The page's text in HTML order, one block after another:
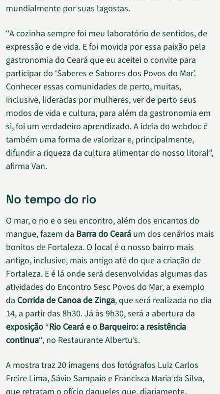
mundialmente por suas lagostas.
“A cozinha sempre foi meu laboratório de sentidos, de
expressão e de vida. E foi movida por essa paixão pela
gastronomia do Ceará que eu aceitei o convite para
participar do ‘Saberes e Sabores dos Povos do Mar’.
Conhecer essas comunidades de perto, muitas,
inclusive, lideradas por mulheres, ver de perto seus
modos de vida e cultura, para além da gastronomia em
si, foi um verdadeiro aprendizado. A ideia do webdoc é
também uma forma de valorizar e, principalmente,
difundir a riqueza da cultura alimentar do nosso litoral”,
afirma Van.
No tempo do rio
O mar, o rio e o seu encontro, além dos encantos do
mangue, fazem da Barra do Ceará um dos cenários mais
bonitos de Fortaleza. O local é o nosso bairro mais
antigo, inclusive, mais antigo até do que a criação de
Fortaleza. E é lá onde será desenvolvidas algumas das
atividades do Encontro Sesc Povos do Mar, a exemplo
da Corrida de Canoa de Zinga, que será realizada no dia
14, a partir das 8h30. Já às 9h30, será a abertura da
exposição “Rio Ceará e o Barqueiro: a resistência
continua“, no Restaurante Albertu’s.
A mostra traz 20 imagens dos fotógrafos Luiz Carlos
Freire Lima, Sávio Sampaio e Francisca Maria da Silva,